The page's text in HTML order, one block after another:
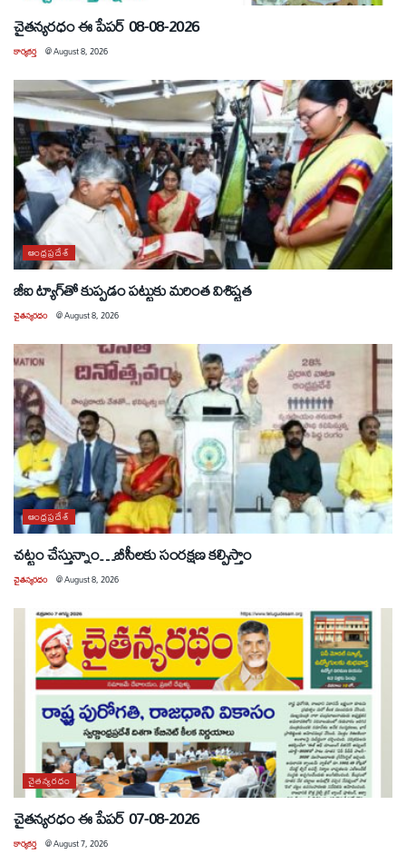
చైతన్యరధం ఈ పేపర్ 08-08-2026
కార్యకర్త @August 8, 2026
ఆంధ్రప్రదేశ్
జీఐ ట్యాగ్‌తో కుప్పడం పట్టుకు మరింత విశిష్టత
చైతన్యరధం @August 8, 2026
ఆంధ్రప్రదేశ్
చట్టం చేస్తున్నాం…బీసీలకు సంరక్షణ కల్పిస్తాం
చైతన్యరధం @August 8, 2026
చైతన్యరధం
చైతన్యరధం ఈ పేపర్ 07-08-2026
కార్యకర్త @August 7, 2026